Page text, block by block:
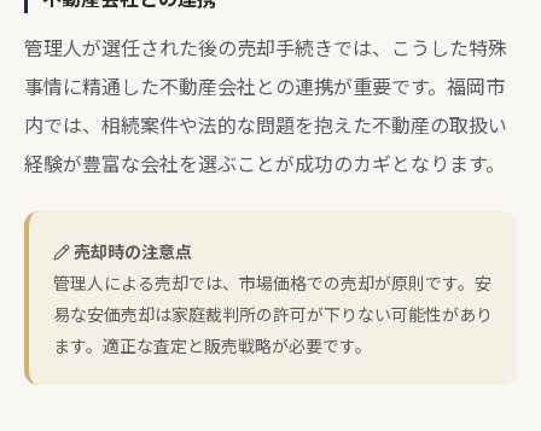
管理人が選任された後の売却手続きでは、こうした特殊
事情に精通した不動産会社との連携が重要です。福岡市
内では、相続案件や法的な問題を抱えた不動産の取扱い
経験が豊富な会社を選ぶことが成功のカギとなります。
売却時の注意点
管理人による売却では、市場価格での売却が原則です。安
易な安価売却は家庭裁判所の許可が下りない可能性があり
ます。適正な査定と販売戦略が必要です。